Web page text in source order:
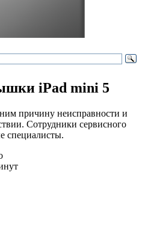
iPad mini 5
причину неисправности и
Сотрудники сервисного
специалисты.